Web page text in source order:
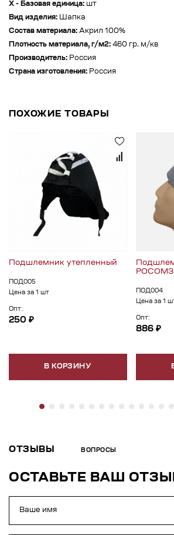
X - Базовая единица: шт
Вид изделия: Шапка
Состав материала: Акрил 100%
Плотность материала, г/м2: 460 гр. м/кв
Производитель: Россия
Страна изготовления: Россия
ПОХОЖИЕ ТОВАРЫ
Подшлемник утепленный
ПОД005
Цена за 1 шт
Опт:
250 ₽
В КОРЗИНУ
РОСОМЗ
ПОД004
Цена за 1
Опт:
886 ₽
ОТЗЫВЫ ВОПРОСЫ
ОСТАВЬТЕ ВАШ